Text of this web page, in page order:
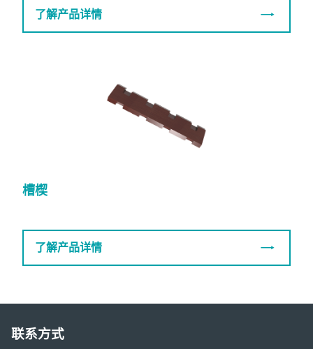
了解产品详情
槽楔
了解产品详情
联系方式